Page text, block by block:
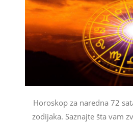
Horoskop za naredna 72
zodijaka. Saznajte šta vam